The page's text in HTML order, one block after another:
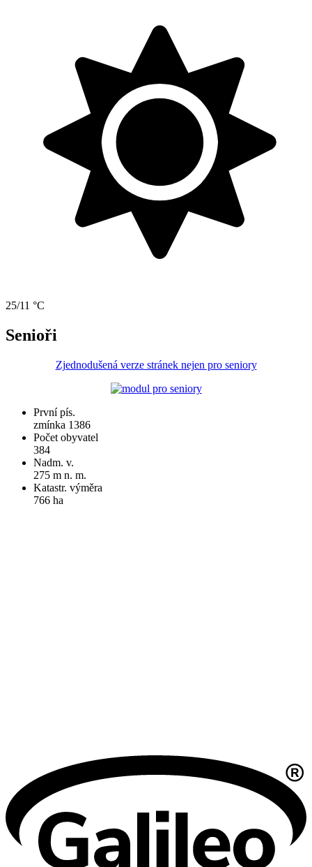
25/11 °C
Senioři
Zjednodušená verze stránek nejen pro seniory
První pís.
zmínka 1386
Počet obyvatel
384
Nadm. v.
275 m n. m.
Katastr. výměra
766 ha